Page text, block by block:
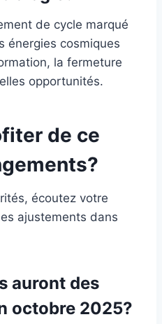
de cycle marqué
énergies cosmiques
la fermeture
opportunités.
de ce
écoutez votre
ajustements dans
auront des
octobre 2025?